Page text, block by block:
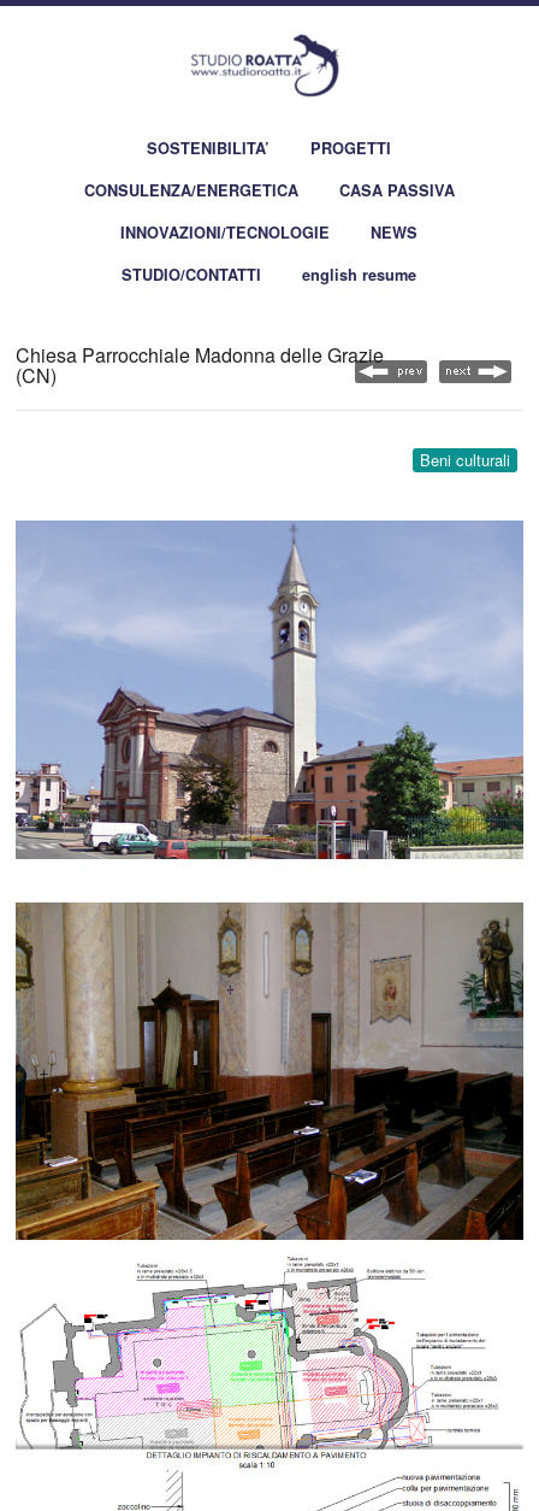
SOSTENIBILITA’
PROGETTI
CONSULENZA/ENERGETICA
CASA PASSIVA
INNOVAZIONI/TECNOLOGIE
NEWS
STUDIO/CONTATTI
english resume
Chiesa Parrocchiale Madonna delle Grazie
(CN)
Beni culturali